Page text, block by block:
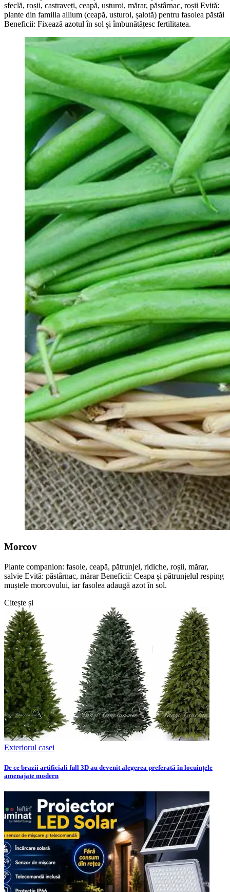
sfeclă, roșii, castraveți, ceapă, usturoi, mărar, păstârnac, roșii Evită:
plante din familia allium (ceapă, usturoi, șalotă) pentru fasolea păstăi
Beneficii: Fixează azotul în sol și îmbunătățesc fertilitatea.
Morcov
Plante companion: fasole, ceapă, pătrunjel, ridiche, roșii, mărar,
salvie Evită: păstârnac, mărar Beneficii: Ceapa și pătrunjelul resping
muștele morcovului, iar fasolea adaugă azot în sol.
Citește și
Exteriorul casei
De ce brazii artificiali full 3D au devenit alegerea preferată în locuințele
amenajate modern